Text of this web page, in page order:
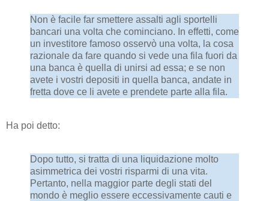
Non è facile far smettere assalti agli sportelli
bancari una volta che cominciano. In effetti, come
un investitore famoso osservò una volta, la cosa
razionale da fare quando si vede una fila fuori da
una banca è quella di unirsi ad essa; e se non
avete i vostri depositi in quella banca, andate in
fretta dove ce li avete e prendete parte alla fila.
Ha poi detto:
Dopo tutto, si tratta di una liquidazione molto
asimmetrica dei vostri risparmi di una vita.
Pertanto, nella maggior parte degli stati del
mondo è meglio essere eccessivamente cauti e